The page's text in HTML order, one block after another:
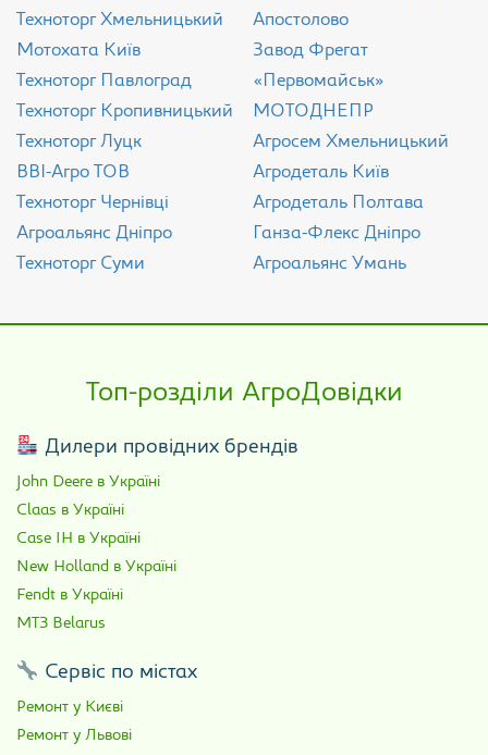
Техноторг Хмельницький
Мотохата Київ
Техноторг Павлоград
Техноторг Кропивницький
Техноторг Луцк
ВВІ-Агро ТОВ
Техноторг Чернівці
Агроальянс Дніпро
Техноторг Суми
Апостолово
Завод Фрегат
«Первомайськ»
МОТОДНЕПР
Агросем Хмельницький
Агродеталь Київ
Агродеталь Полтава
Ганза-Флекс Дніпро
Агроальянс Умань
Топ-розділи АгроДовідки
Дилери провідних брендів
John Deere в Україні
Claas в Україні
Case IH в Україні
New Holland в Україні
Fendt в Україні
МТЗ Belarus
Сервіс по містах
Ремонт у Києві
Ремонт у Львові